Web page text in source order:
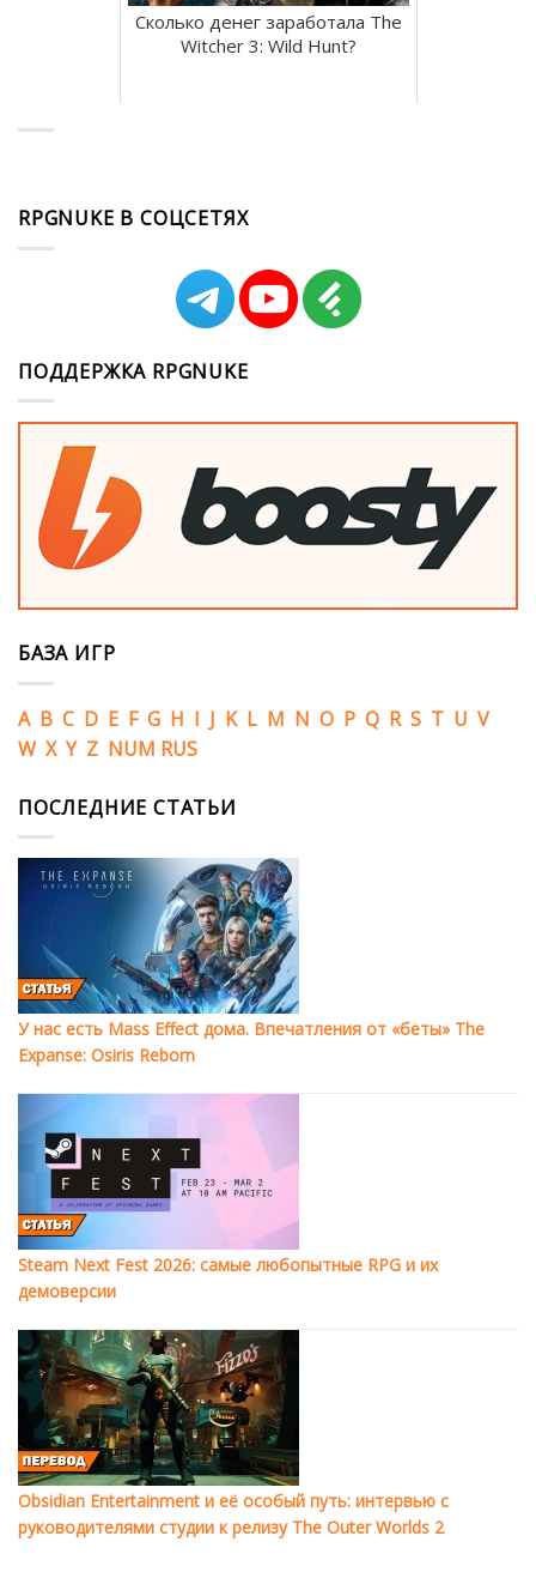
Сколько денег заработала The
Witcher 3: Wild Hunt?
RPGNUKE В СОЦСЕТЯХ
ПОДДЕРЖКА RPGNUKE
БАЗА ИГР
A B C D E F G H I J K L M N O P Q R S T U V
W X Y Z NUM RUS
ПОСЛЕДНИЕ СТАТЬИ
У нас есть Mass Effect дома. Впечатления от «беты» The
Expanse: Osiris Reborn
Steam Next Fest 2026: самые любопытные RPG и их
демоверсии
Obsidian Entertainment и её особый путь: интервью с
руководителями студии к релизу The Outer Worlds 2